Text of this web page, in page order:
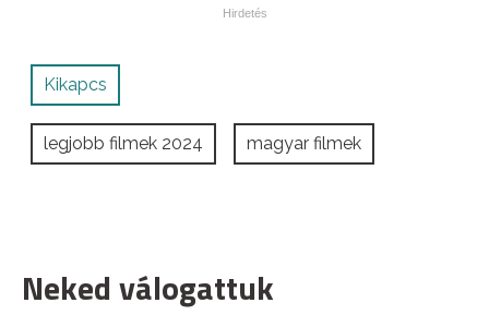
Kikapcs
legjobb filmek 2024 magyar filmek
Neked válogattuk